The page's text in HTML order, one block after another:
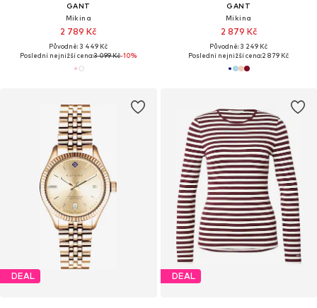
GANT
Mikina
2 789 Kč
Původně: 3 449 Kč
Poslední nejnižší cena:3 099 Kč-10%
GANT
Mikina
2 879 Kč
Původně: 3 249 Kč
Poslední nejnižší cena:2 879 Kč
DEAL DEAL